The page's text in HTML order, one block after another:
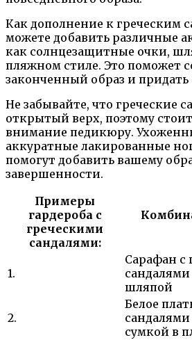
Как дополнение к греческим
можете добавить различные
как солнцезащитные очки,
пляжном стиле. Это поможет
законченный образ и
Не забывайте, что греческие
открытый верх, поэтому
внимание педикюру.
аккуратные лакированные
помогут добавить вашему
завершенности.
Примеры
гардероба с
греческими
сандалями:
1.
Сарафан с
шляпой
2.
Белое
сумкой в